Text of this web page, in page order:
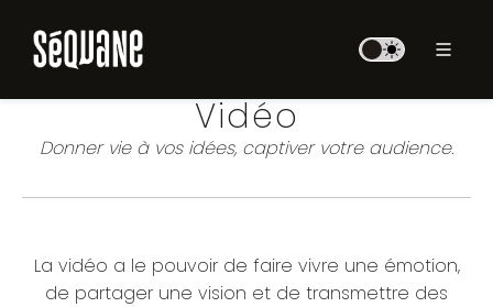
Vidéo
Donner vie à vos idées, captiver votre audience.
La vidéo a le pouvoir de faire vivre une émotion,
de partager une vision et de transmettre des